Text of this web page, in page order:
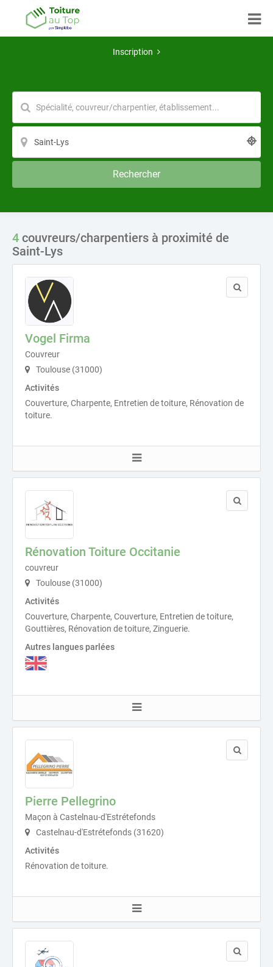
Inscription
Rechercher
4 couvreurs/charpentiers à proximité de
Saint-Lys
Vogel Firma
Couvreur
Toulouse (31000)
Activités
Couverture, Charpente, Entretien de toiture, Rénovation de
toiture.
Rénovation Toiture Occitanie
couvreur
Toulouse (31000)
Activités
Couverture, Charpente, Couverture, Entretien de toiture,
Gouttières, Rénovation de toiture, Zinguerie.
Autres langues parlées
Pierre Pellegrino
Maçon à Castelnau-d'Estrétefonds
Castelnau-d'Estrétefonds (31620)
Activités
Rénovation de toiture.